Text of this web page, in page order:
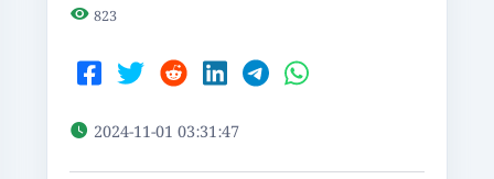
823
2024-11-01 03:31:47